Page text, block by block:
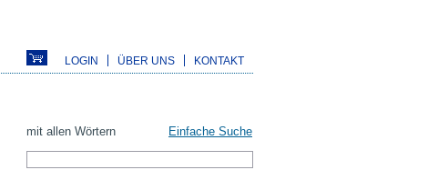
LOGIN ÜBER UNS KONTAKT
mit allen Wörtern Einfache Suche